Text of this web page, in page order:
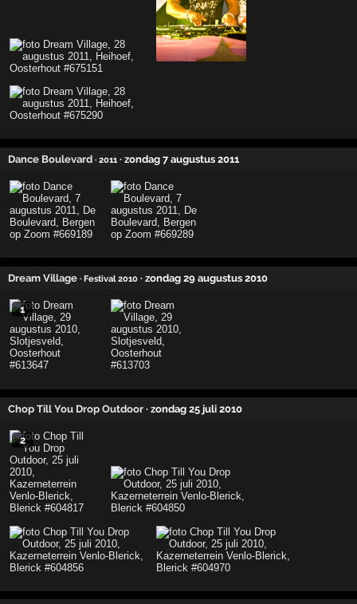
Dance Boulevard · 2011 · zondag 7 augustus 2011
Dream Village · Festival 2010 · zondag 29 augustus 2010
1
Chop Till You Drop Outdoor · zondag 25 juli 2010
2